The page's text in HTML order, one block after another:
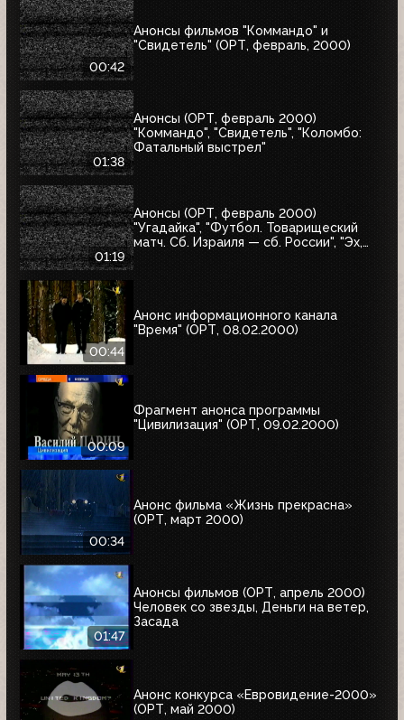
00:42
Анонсы фильмов "Коммандо" и
"Свидетель" (ОРТ, февраль, 2000)
01:38
Анонсы (ОРТ, февраль 2000)
"Коммандо", "Свидетель", "Коломбо:
Фатальный выстрел"
01:19
Анонсы (ОРТ, февраль 2000)
"Угадайка", "Футбол. Товарищеский
матч. Сб. Израиля — сб. России", "Эх,
00:44
Анонс информационного канала
"Время" (ОРТ, 08.02.2000)
00:09
Фрагмент анонса программы
"Цивилизация" (ОРТ, 09.02.2000)
00:34
Анонс фильма «Жизнь прекрасна»
(ОРТ, март 2000)
01:47
Анонсы фильмов (ОРТ, апрель 2000)
Человек со звезды, Деньги на ветер,
Засада
Анонс конкурса «Евровидение-2000»
(ОРТ, май 2000)